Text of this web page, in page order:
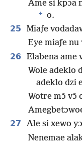
Ame si kpɔa
+
o.
25
Miaƒe
Eye miaƒe
26 Elabena ame
Wole adeklo
adeklo dzi
Wotre mɔ̃ vɔ̃
27
Ale si xewo
Nenemae